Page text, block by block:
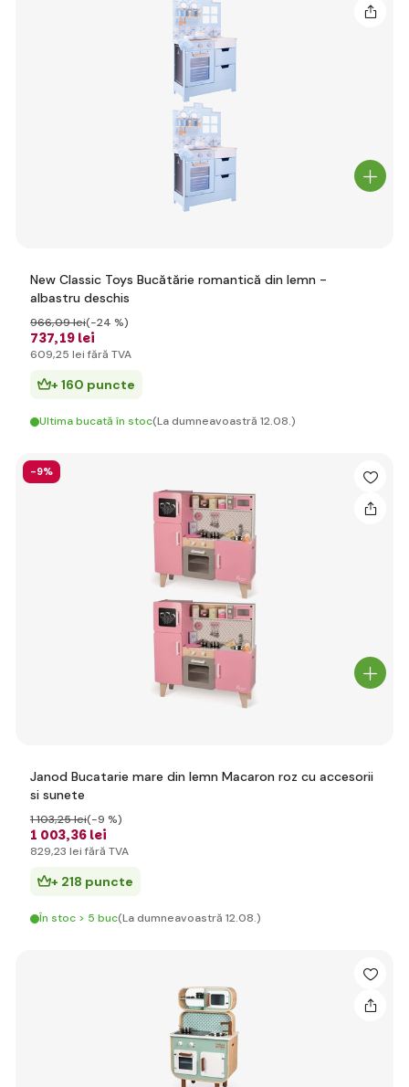
New Classic Toys Bucătărie romantică din lemn -
albastru deschis
737,19 lei
966,09 lei(-24 %)
609,25 lei fără TVA
+ 160 puncte
Ultima bucată în stoc(La dumneavoastră 12.08.)
-9%
Janod Bucatarie mare din lemn Macaron roz cu accesorii
si sunete
1 003,36 lei
1 103,25 lei(-9 %)
829,23 lei fără TVA
+ 218 puncte
În stoc > 5 buc(La dumneavoastră 12.08.)